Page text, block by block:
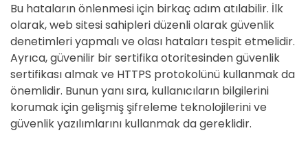
Bu hataların önlenmesi için birkaç adım atılabilir. İlk
olarak, web sitesi sahipleri düzenli olarak güvenlik
denetimleri yapmalı ve olası hataları tespit etmelidir.
Ayrıca, güvenilir bir sertifika otoritesinden güvenlik
sertifikası almak ve HTTPS protokolünü kullanmak da
önemlidir. Bunun yanı sıra, kullanıcıların bilgilerini
korumak için gelişmiş şifreleme teknolojilerini ve
güvenlik yazılımlarını kullanmak da gereklidir.